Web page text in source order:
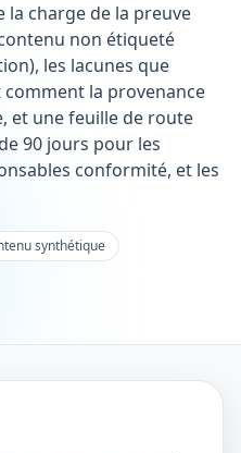
charge de la preuve
non étiqueté
les lacunes que
comment la provenance
et une feuille de route
90 jours pour les
conformité, et les
synthétique